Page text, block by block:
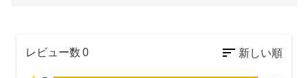
レビュー数 0